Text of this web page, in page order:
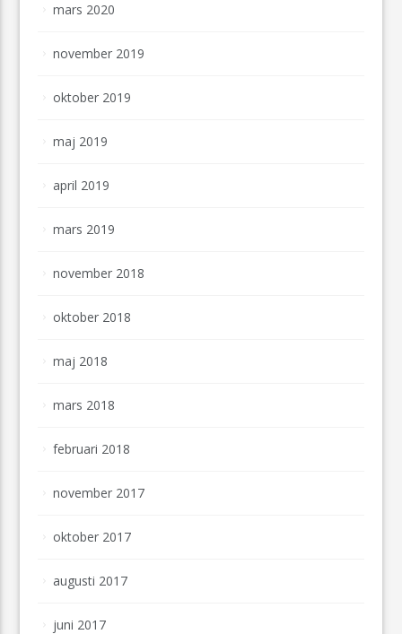
mars 2020
november 2019
oktober 2019
maj 2019
april 2019
mars 2019
november 2018
oktober 2018
maj 2018
mars 2018
februari 2018
november 2017
oktober 2017
augusti 2017
juni 2017